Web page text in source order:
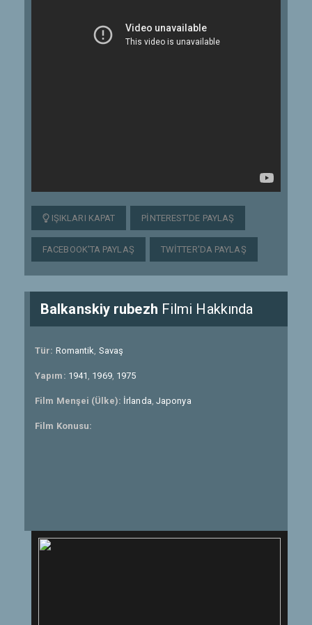
IŞIKLARI KAPAT PINTEREST'DE PAYLAŞ
FACEBOOK'TA PAYLAŞ TWITTER'DA PAYLAŞ
Balkanskiy rubezh Filmi Hakkında
Tür: Romantik, Savaş
Yapım: 1941 , 1969, 1975
Film Menşei (Ülke): İrlanda, Japonya
Film Konusu: